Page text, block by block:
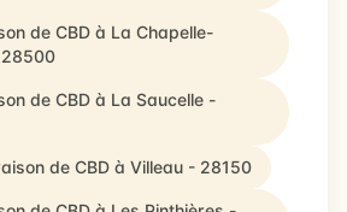
de CBD à La Chapelle-
28500
de CBD à La Saucelle -
de CBD à Villeau - 28150